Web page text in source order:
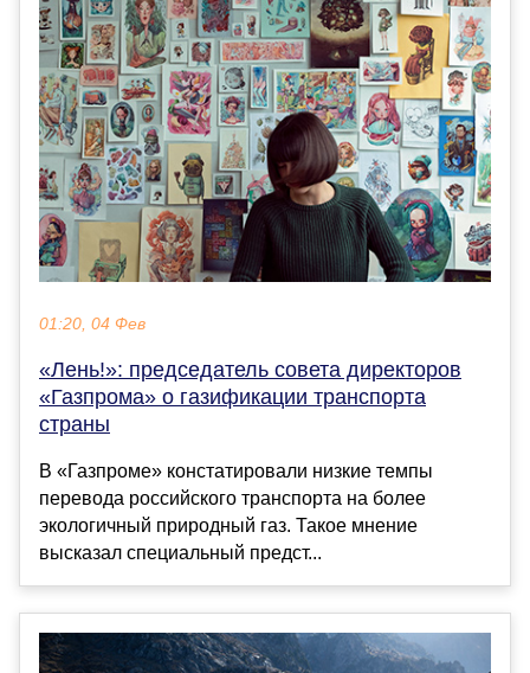
01:20, 04 Фев
«Лень!»: председатель совета директоров
«Газпрома» о газификации транспорта
страны
В «Газпроме» констатировали низкие темпы
перевода российского транспорта на более
экологичный природный газ. Такое мнение
высказал специальный предст...